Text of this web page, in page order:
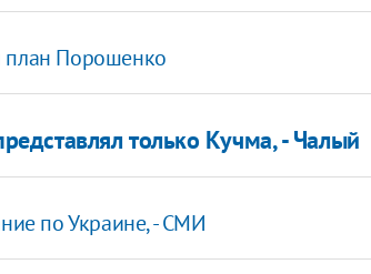
план Порошенко
только Кучма, - Чалый
по Украине, - СМИ